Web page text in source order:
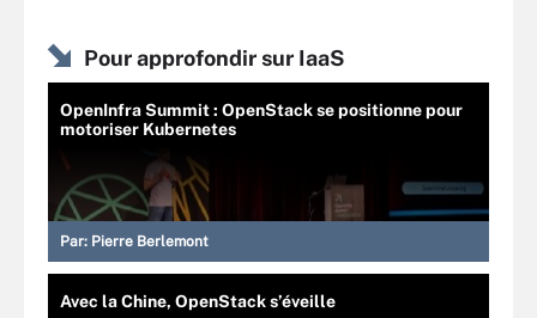
Pour approfondir sur IaaS
OpenInfra Summit : OpenStack se positionne pour
motoriser Kubernetes
Par: Pierre Berlemont
Avec la Chine, OpenStack s’éveille